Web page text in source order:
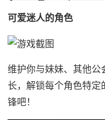
可爱迷人的角色
维护你与妹妹、其他公
长，解锁每个角色特
锋吧！